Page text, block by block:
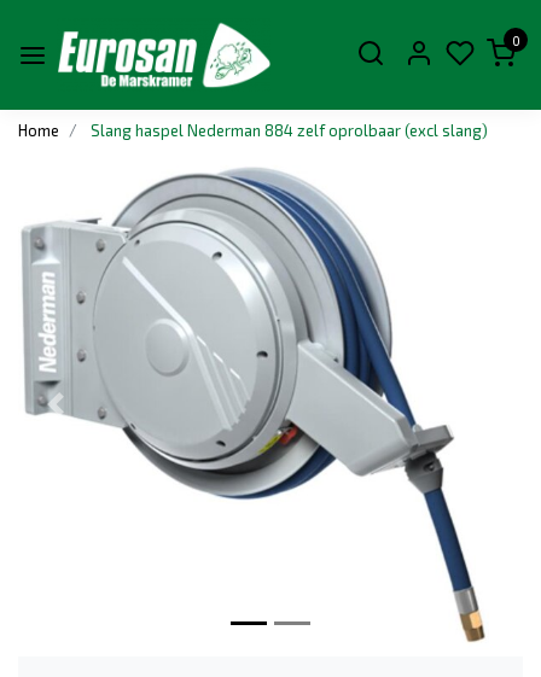
0
Home Slang haspel Nederman 884 zelf oprolbaar (excl slang)
Vorige